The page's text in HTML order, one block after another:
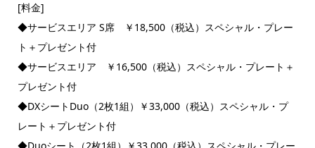
[料金]
◆サービスエリア S席 ￥18,500（税込）スペシャル・プレー
ト＋プレゼント付
◆サービスエリア ￥16,500（税込）スペシャル・プレート＋
プレゼント付
◆DXシートDuo（2枚1組）￥33,000（税込）スペシャル・プ
レート＋プレゼント付